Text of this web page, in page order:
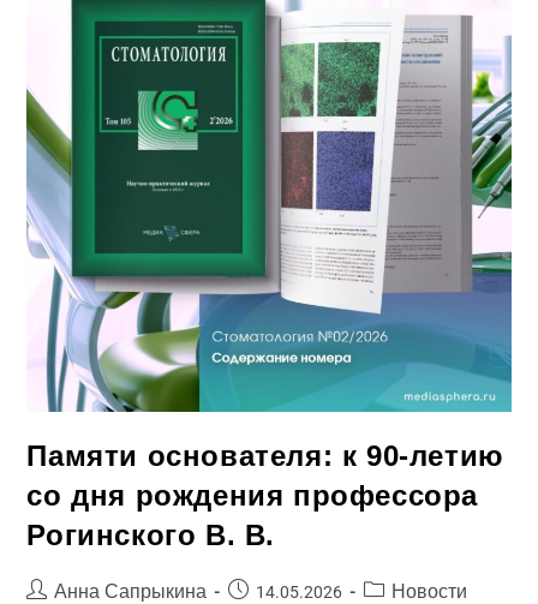
Памяти основателя: к 90-летию
со дня рождения профессора
Рогинского В. В.​
Анна Сапрыкина 14.05.2026 Новости